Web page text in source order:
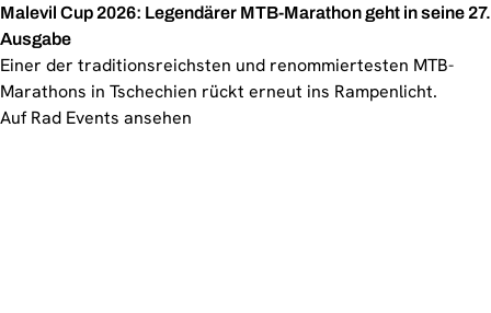
Malevil Cup 2026: Legendärer MTB-Marathon geht in seine 27.
Ausgabe
Einer der traditionsreichsten und renommiertesten MTB-
Marathons in Tschechien rückt erneut ins Rampenlicht.
Auf Rad Events ansehen